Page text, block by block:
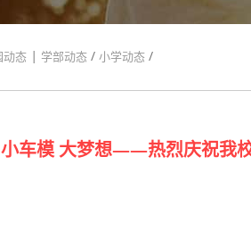
动态 | 学部动态 / 小学动态 /
小车模 大梦想——热烈庆祝我